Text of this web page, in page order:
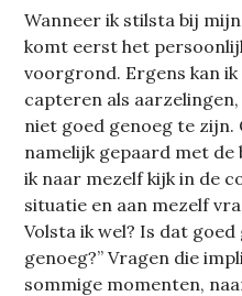
Wanneer ik stilsta bij
komt eerst het
voorgrond. Ergens kan
capteren als
niet goed genoeg te
namelijk gepaard met de
ik naar mezelf kijk in de
situatie en aan mezelf
Volsta ik wel? Is dat goed
genoeg?” Vragen die
sommige momenten,